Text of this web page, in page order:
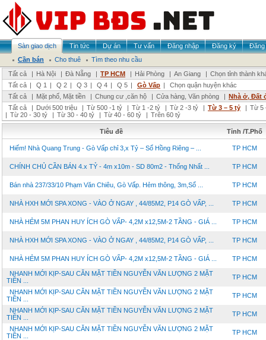
Sàn giao dịch Tin tức Dự án Tư vấn Đăng nhập Đăng ký
Đăng
Cần bán
Cho thuê
Tìm theo nhu cầu
Tất cả
| Hà Nội | Đà Nẵng | TP HCM | Hải Phòng | An Giang | Chọn tỉnh thành
Tất cả | Q 1 | Q 2 | Q 3 | Q 4 | Q 5 | Gò Vấp |
Chọn quận huyện khác
Tất cả
| Mặt phố, Mặt tiền | Chung cư ,căn hộ | Cửa hàng, Văn phòng | Nhà ở, Đất
Tất cả
| Dưới 500 triệu | Từ 500 -1 tỷ | Từ 1 -2 tỷ | Từ 2 -3 tỷ | Từ 3 – 5 tỷ | Từ 5
| Từ 20 - 30 tỷ | Từ 30 - 40 tỷ | Từ 40 - 60 tỷ | Trên 60 tỷ
Tiêu đề Tỉnh /T.Phố
Hiếm! Nhà Quang Trung - Gò Vấp chỉ 3,x Tỷ – Sổ Hồng Riêng – ... TP HCM
CHÍNH CHỦ CẦN BÁN 4.x TỶ - 4m x10m - SD 80m2 - Thống Nhất ... TP HCM
Bán nhà 237/33/10 Phạm Văn Chiêu, Gò Vấp. Hẻm thông, 3m,Sổ ... TP HCM
NHÀ HXH MỚI SPA XONG - VÀO Ở NGAY , 44/85M2, P14 GÒ VẤP, ... TP HCM
NHÀ HẺM 5M PHAN HUY ÍCH GÒ VẤP- 4,2M x12,5M-2 TẦNG - GIÁ ... TP HCM
NHÀ HXH MỚI SPA XONG - VÀO Ở NGAY , 44/85M2, P14 GÒ VẤP, ... TP HCM
NHÀ HẺM 5M PHAN HUY ÍCH GÒ VẤP- 4,2M x12,5M-2 TẦNG - GIÁ ... TP HCM
NHANH MỚI KỊP-SAU CĂN MẶT TIỀN NGUYỄN VĂN LƯỢNG 2 MẶT
TIỀN ...
TP HCM
NHANH MỚI KỊP-SAU CĂN MẶT TIỀN NGUYỄN VĂN LƯỢNG 2 MẶT
TIỀN ...
TP HCM
NHANH MỚI KỊP-SAU CĂN MẶT TIỀN NGUYỄN VĂN LƯỢNG 2 MẶT
TIỀN ...
TP HCM
NHANH MỚI KỊP-SAU CĂN MẶT TIỀN NGUYỄN VĂN LƯỢNG 2 MẶT
TIỀN ...
TP HCM